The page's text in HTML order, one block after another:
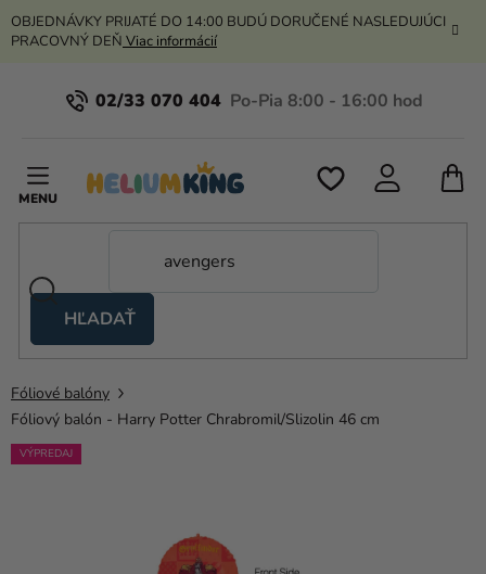
Prejsť
na
OBJEDNÁVKY PRIJATÉ DO 14:00 BUDÚ DORUČENÉ NASLEDUJÚCI
PRACOVNÝ DEŇ Viac informácií
02/33 070 404
HĽADAŤ
stany
Kanekalon
Hélium
Fóliové balóny
Fóliový balón - Harry Potter Chrabromil/Slizolin 46 cm
VÝPREDAJ